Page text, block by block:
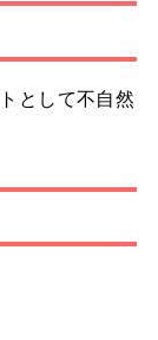
として不自然